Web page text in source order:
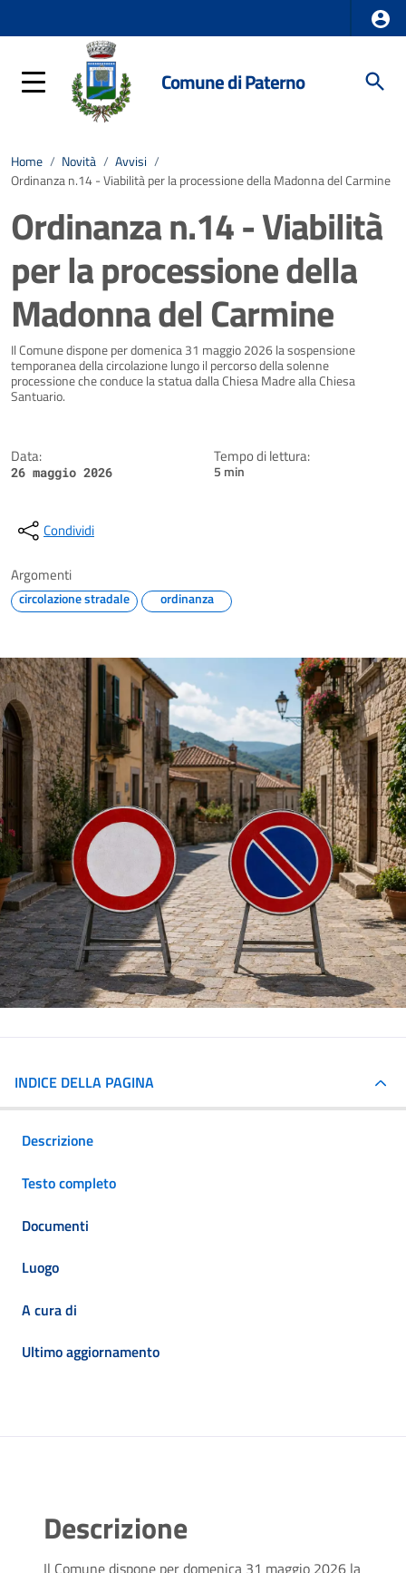
Comune di Paterno
Home / Novità / Avvisi /
Ordinanza n.14 - Viabilità per la processione della Madonna del Carmine
Ordinanza n.14 - Viabilità
per la processione della
Madonna del Carmine
Dettagli della notizia
Il Comune dispone per domenica 31 maggio 2026 la sospensione
temporanea della circolazione lungo il percorso della solenne
processione che conduce la statua dalla Chiesa Madre alla Chiesa
Santuario.
Data:
26 maggio 2026
Tempo di lettura:
5 min
Condividi
Argomenti
circolazione stradale ordinanza
INDICE DELLA PAGINA
Descrizione
Testo completo
Documenti
Luogo
A cura di
Ultimo aggiornamento
Descrizione
Il Comune dispone per domenica 31 maggio 2026 la